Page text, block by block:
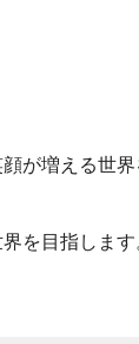
が増える世界
を目指します